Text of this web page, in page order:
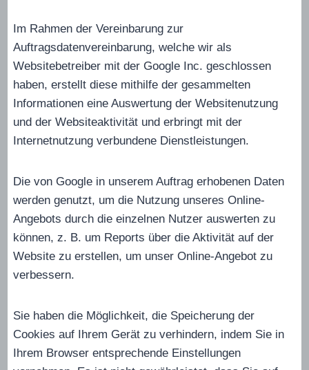
Im Rahmen der Vereinbarung zur
Auftragsdatenvereinbarung, welche wir als
Websitebetreiber mit der Google Inc. geschlossen
haben, erstellt diese mithilfe der gesammelten
Informationen eine Auswertung der Websitenutzung
und der Websiteaktivität und erbringt mit der
Internetnutzung verbundene Dienstleistungen.
Die von Google in unserem Auftrag erhobenen Daten
werden genutzt, um die Nutzung unseres Online-
Angebots durch die einzelnen Nutzer auswerten zu
können, z. B. um Reports über die Aktivität auf der
Website zu erstellen, um unser Online-Angebot zu
verbessern.
Sie haben die Möglichkeit, die Speicherung der
Cookies auf Ihrem Gerät zu verhindern, indem Sie in
Ihrem Browser entsprechende Einstellungen